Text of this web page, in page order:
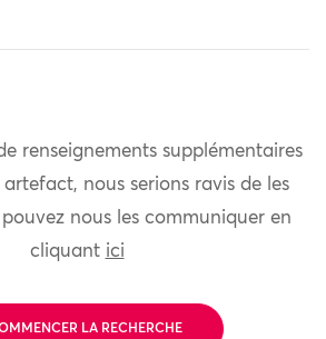
renseignements supplémentaires
nous serions ravis de les
nous les communiquer en
cliquant ici
LA RECHERCHE